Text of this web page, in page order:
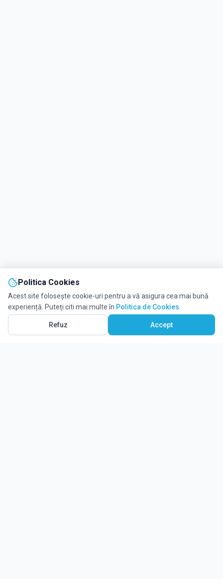
Politica Cookies
Acest site folosește cookie-uri pentru a vă asigura cea mai bună
experiență. Puteți citi mai multe în Politica de Cookies
Refuz Accept